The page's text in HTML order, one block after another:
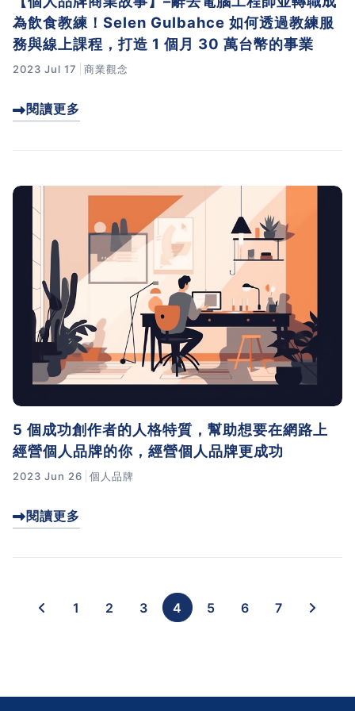
為飲食教練！Selen Gulbahce 如何透過教練服
務與線上課程，打造 1 個月 30 萬台幣的事業
2023 Jul 17 商業觀念
閱讀更多
5 個成功創作者的人格特質，幫助想要在網路上
經營個人品牌的你，經營個人品牌更成功
2023 Jun 26 個人品牌
閱讀更多
1 2 3 4 5 6 7